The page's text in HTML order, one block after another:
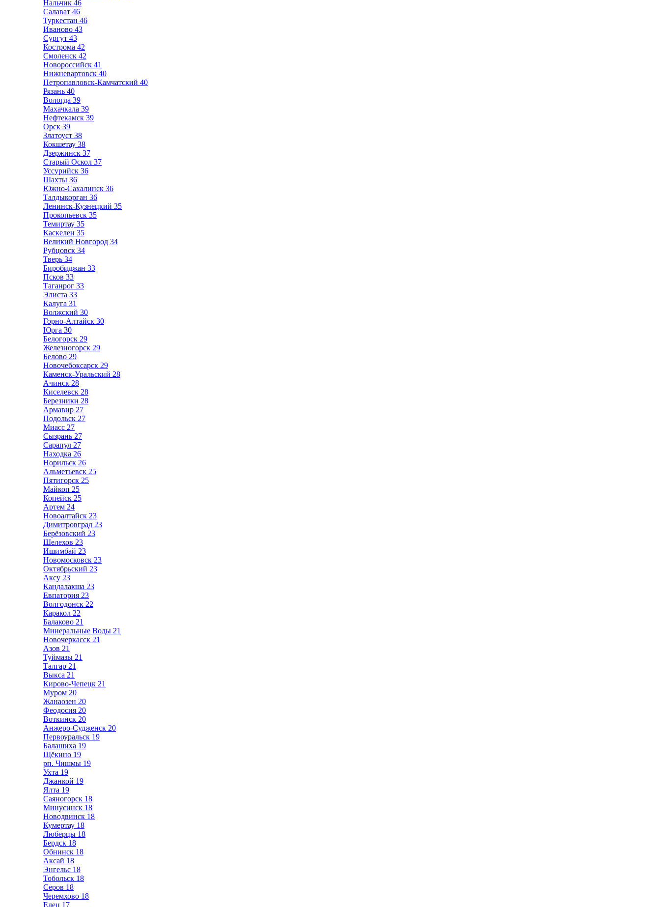
Нальчик 46
Салават 46
Туркестан 46
Иваново 43
Сургут 43
Кострома 42
Смоленск 42
Новороссийск 41
Нижневартовск 40
Петропавловск-Камчатский 40
Рязань 40
Вологда 39
Махачкала 39
Нефтекамск 39
Орск 39
Златоуст 38
Кокшетау 38
Дзержинск 37
Старый Оскол 37
Уссурийск 36
Шахты 36
Южно-Сахалинск 36
Талдыкорган 36
Ленинск-Кузнецкий 35
Прокопьевск 35
Темиртау 35
Каскелен 35
Великий Новгород 34
Рубцовск 34
Тверь 34
Биробиджан 33
Псков 33
Таганрог 33
Элиста 33
Калуга 31
Волжский 30
Горно-Алтайск 30
Юрга 30
Белогорск 29
Железногорск 29
Белово 29
Новочебоксарск 29
Каменск-Уральский 28
Ачинск 28
Киселевск 28
Березники 28
Армавир 27
Подольск 27
Миасс 27
Сызрань 27
Сарапул 27
Находка 26
Норильск 26
Альметьевск 25
Пятигорск 25
Майкоп 25
Копейск 25
Артем 24
Новоалтайск 23
Димитровград 23
Берёзовский 23
Шелехов 23
Ишимбай 23
Новомосковск 23
Октябрьский 23
Аксу 23
Кандалакша 23
Евпатория 23
Волгодонск 22
Каракол 22
Балаково 21
Минеральные Воды 21
Новочеркасск 21
Азов 21
Туймазы 21
Талгар 21
Выкса 21
Кирово-Чепецк 21
Муром 20
Жанаозен 20
Феодосия 20
Воткинск 20
Анжеро-Судженск 20
Первоуральск 19
Балашиха 19
Щёкино 19
рп. Чишмы 19
Ухта 19
Джанкой 19
Ялта 19
Саяногорск 18
Минусинск 18
Новодвинск 18
Кумертау 18
Люберцы 18
Бердск 18
Обнинск 18
Аксай 18
Энгельс 18
Тобольск 18
Серов 18
Черемхово 18
Елец 17